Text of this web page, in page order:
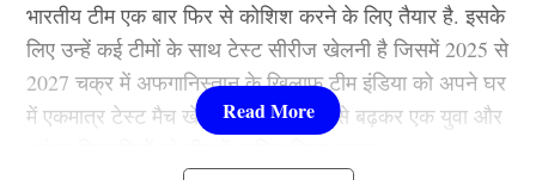
भारतीय टीम एक बार फिर से कोशिश करने के लिए तैयार है. इसके
लिए उन्हें कई टीमों के साथ टेस्ट सीरीज खेलनी है जिसमें 2025 से
2027 चक्र में अफगानिस्तान के खिलाफ टीम इंडिया को अपने घर
में एकमात्र टेस्ट मैच खेलना है जिसमें एक से बढ़कर एक युवा और